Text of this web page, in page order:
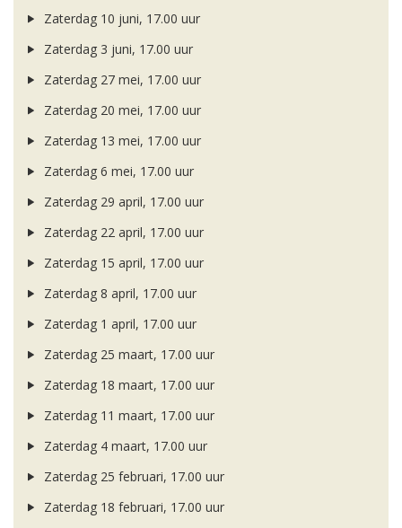
Zaterdag 10 juni, 17.00 uur
Zaterdag 3 juni, 17.00 uur
Zaterdag 27 mei, 17.00 uur
Zaterdag 20 mei, 17.00 uur
Zaterdag 13 mei, 17.00 uur
Zaterdag 6 mei, 17.00 uur
Zaterdag 29 april, 17.00 uur
Zaterdag 22 april, 17.00 uur
Zaterdag 15 april, 17.00 uur
Zaterdag 8 april, 17.00 uur
Zaterdag 1 april, 17.00 uur
Zaterdag 25 maart, 17.00 uur
Zaterdag 18 maart, 17.00 uur
Zaterdag 11 maart, 17.00 uur
Zaterdag 4 maart, 17.00 uur
Zaterdag 25 februari, 17.00 uur
Zaterdag 18 februari, 17.00 uur